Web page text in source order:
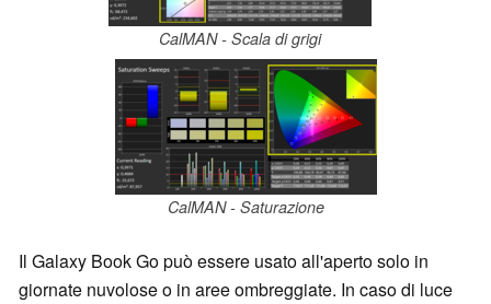
CalMAN - Scala di grigi
CalMAN - Saturazione
Il Galaxy Book Go può essere usato all'aperto solo in
giornate nuvolose o in aree ombreggiate. In caso di luce